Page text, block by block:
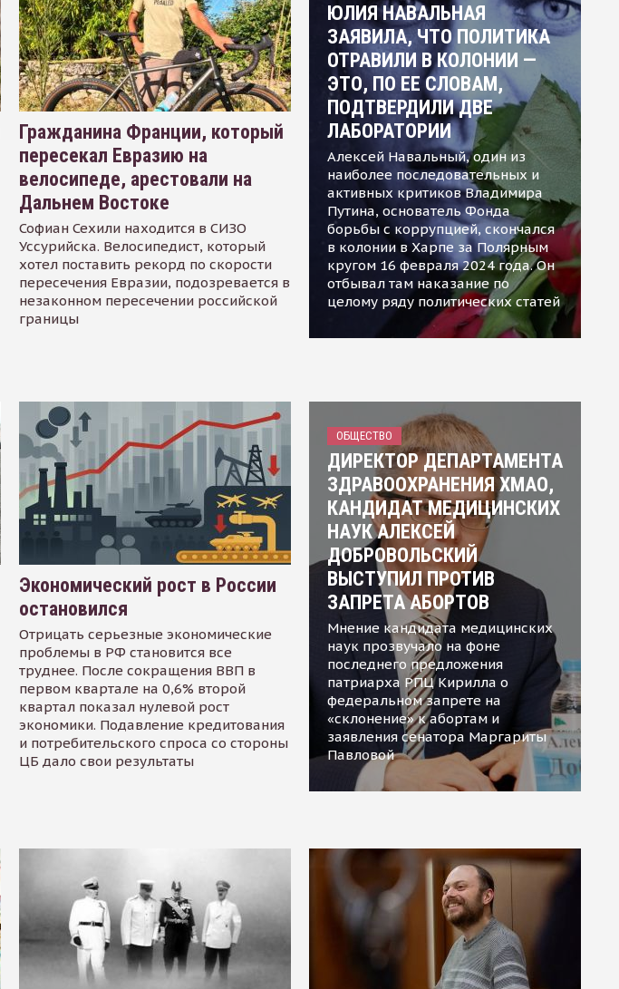
Гражданина Франции, который
пересекал Евразию на
велосипеде, арестовали на
Дальнем Востоке
Софиан Сехили находится в СИЗО
Уссурийска. Велосипедист, который
хотел поставить рекорд по скорости
пересечения Евразии, подозревается в
незаконном пересечении российской
границы
ЮЛИЯ НАВАЛЬНАЯ
ЗАЯВИЛА, ЧТО ПОЛИТИКА
ОТРАВИЛИ В КОЛОНИИ —
ЭТО, ПО ЕЕ СЛОВАМ,
ПОДТВЕРДИЛИ ДВЕ
ЛАБОРАТОРИИ
Алексей Навальный, один из
наиболее последовательных и
активных критиков Владимира
Путина, основатель Фонда
борьбы с коррупцией, скончался
в колонии в Харпе за Полярным
кругом 16 февраля 2024 года. Он
отбывал там наказание по
целому ряду политических статей
Экономический рост в России
остановился
Отрицать серьезные экономические
проблемы в РФ становится все
труднее. После сокращения ВВП в
первом квартале на 0,6% второй
квартал показал нулевой рост
экономики. Подавление кредитования
и потребительского спроса со стороны
ЦБ дало свои результаты
ОБЩЕСТВО
ДИРЕКТОР ДЕПАРТАМЕНТА
ЗДРАВООХРАНЕНИЯ ХМАО,
КАНДИДАТ МЕДИЦИНСКИХ
НАУК АЛЕКСЕЙ
ДОБРОВОЛЬСКИЙ
ВЫСТУПИЛ ПРОТИВ
ЗАПРЕТА АБОРТОВ
Мнение кандидата медицинских
наук прозвучало на фоне
последнего предложения
патриарха РПЦ Кирилла о
федеральном запрете на
«склонение» к абортам и
заявления сенатора Маргариты
Павловой